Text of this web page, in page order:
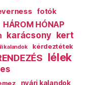
fotók
HÁROM HÓNAP
karácsony kert
kalandok kérdeztétek
lélek
nyári kalandok